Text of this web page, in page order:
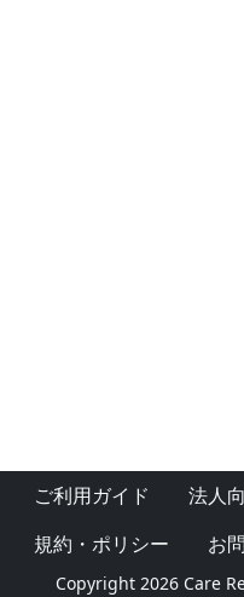
ご利用ガイド 法人
規約・ポリシー
お
Copyright 2026 Care